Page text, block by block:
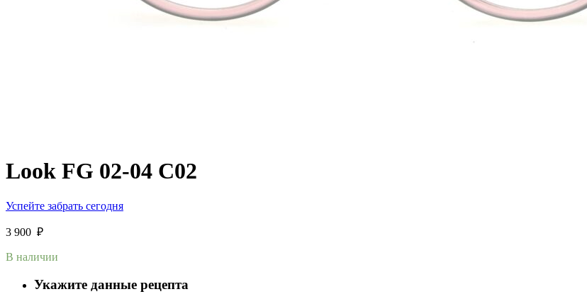
Look FG 02-04 C02
Успейте забрать сегодня
3 900 ₽
В наличии
Укажите данные рецепта